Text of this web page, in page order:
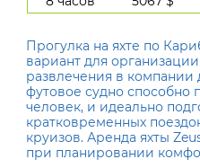
Прогулка на яхте по
вариант для
развлечения в
футовое судно способно
человек, и идеально
кратковременных
круизов. Аренда яхты
при планировании